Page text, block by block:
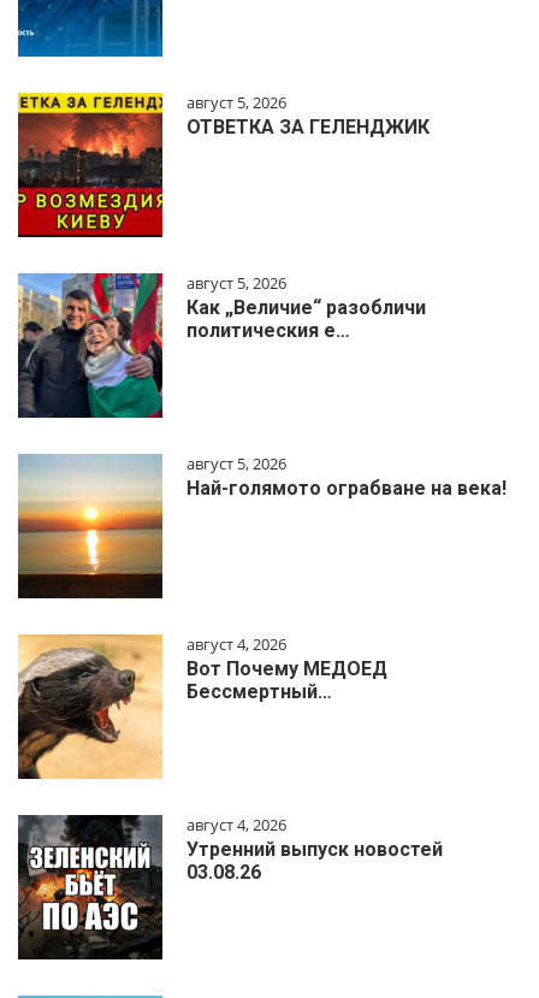
август 5, 2026
ОТВЕТКА ЗА ГЕЛЕНДЖИК
август 5, 2026
Как „Величие“ разобличи
политическия е…
август 5, 2026
Най-голямото ограбване на века!
август 4, 2026
Вот Почему МЕДОЕД
Бессмертный…
август 4, 2026
Утренний выпуск новостей
03.08.26